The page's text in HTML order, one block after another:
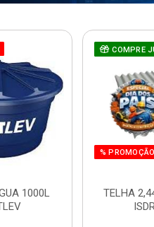
1000L
COMPRE
%
TELHA